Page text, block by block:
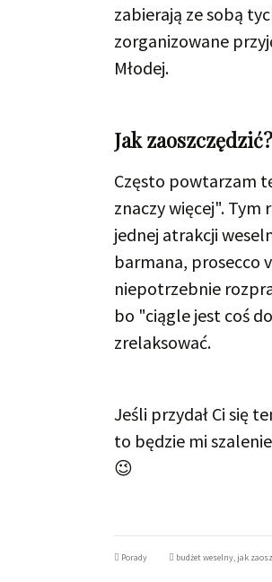
zabierają ze sobą
zorganizowane
Młodej.
Jak zaoszczędzić?
Często powtarzam
znaczy więcej".
jednej atrakcji
barmana, prosecco
niepotrzebnie
bo "ciągle jest coś
zrelaksować.
Jeśli przydał Ci się
to będzie mi
😉
Porady budżet weselny, jak